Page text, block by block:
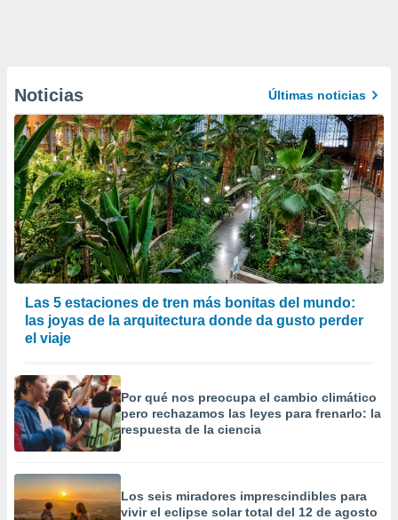
Noticias Últimas noticias
Las 5 estaciones de tren más bonitas del mundo:
las joyas de la arquitectura donde da gusto perder
el viaje
Por qué nos preocupa el cambio climático
pero rechazamos las leyes para frenarlo: la
respuesta de la ciencia
Los seis miradores imprescindibles para
vivir el eclipse solar total del 12 de agosto